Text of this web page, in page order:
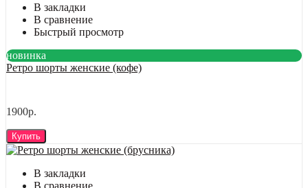
В закладки
В сравнение
Быстрый просмотр
новинка
Ретро шорты женские (кофе)
1900р.
Купить
В закладки
В сравнение